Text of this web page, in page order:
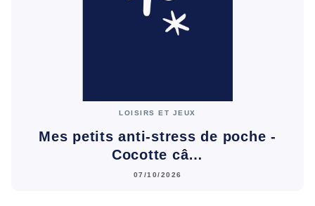
LOISIRS ET JEUX
Mes petits anti-stress de poche -
Cocotte câ…
07/10/2026